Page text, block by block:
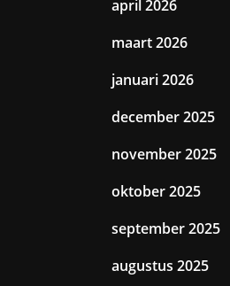
april 2026
maart 2026
januari 2026
december 2025
november 2025
oktober 2025
september 2025
augustus 2025